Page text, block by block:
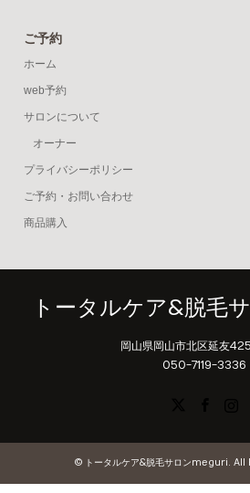
ご予約
ホーム
web予約
サロンについて
オーナー
プライバシーポリシー
ご予約・お問い合わせ
商品購入
トータルケア&脱毛
岡山県岡山市北区延友
050-7119-3336
© トータルケア&脱毛サロンmeguri. All